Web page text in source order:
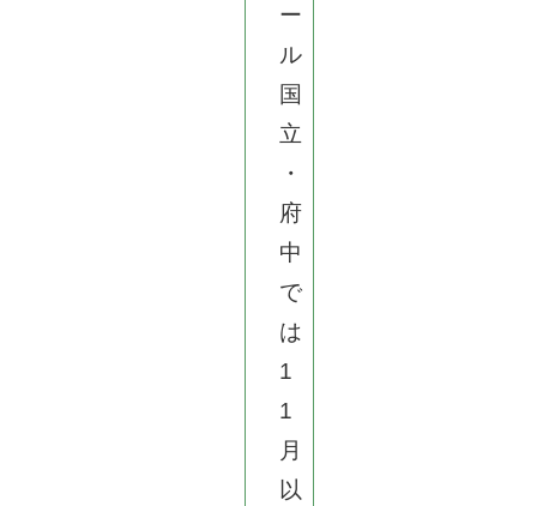
ー
ル
国
立
・
府
中
で
は
1
1
月
以